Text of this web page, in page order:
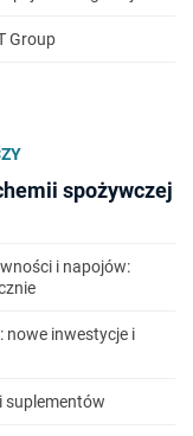
Group
spożywczej
i napojów:
nowe inwestycje i
suplementów